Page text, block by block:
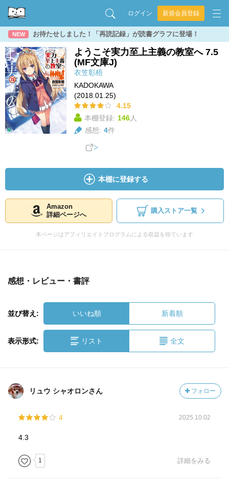
ログイン 新規会員登録
NEW お待たせしました！「再読記録」が読書グラフに登場！
ようこそ実力至上主義の教室へ 7.5
(MF文庫J)
衣笠彰梧
KADOKAWA
(2018.01.25)
4.15
本棚登録: 146人
感想: 4件
本棚に登録する
Amazon
詳細ページへ
購入ストア一覧
本ページはアフィリエイトプログラムによる収益を得ています
感想・レビュー・書評
並び替え: いいね順 新着順
表示形式: リスト 全文
リュウ シャオロンさん フォロー
4 2025.10.02
4.3
1 詳細をみる